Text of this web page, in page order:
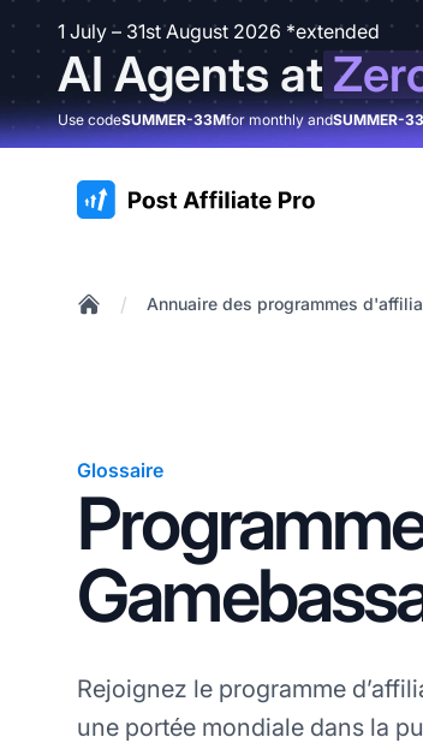
1 July – 31st August 2026 *extended
AI Agents at
Use codeSUMMER-33Mfor monthly andSUMMER-
:site.title
/ Annuaire des programmes
Glossaire
Rejoignez le programme
une portée mondiale dans la